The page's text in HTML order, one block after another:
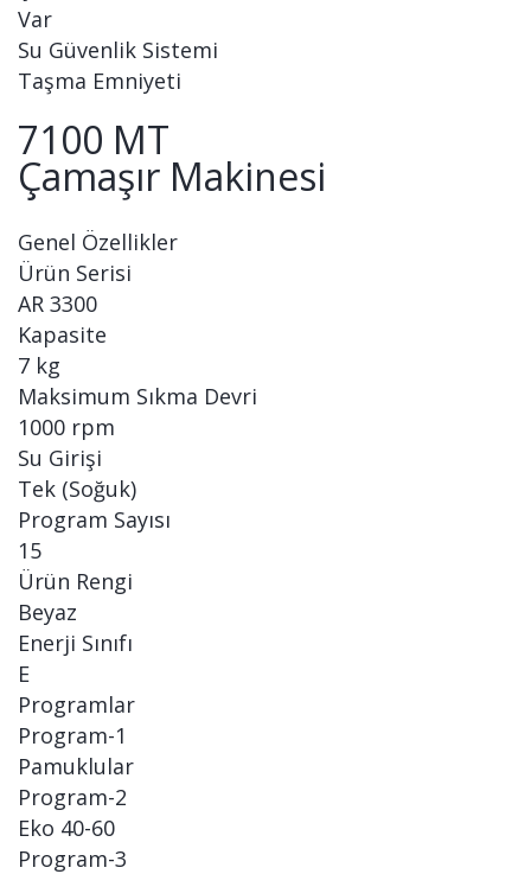
Var
Su Güvenlik Sistemi
Taşma Emniyeti
7100 MT
Çamaşır Makinesi
Genel Özellikler
Ürün Serisi
AR 3300
Kapasite
7 kg
Maksimum Sıkma Devri
1000 rpm
Su Girişi
Tek (Soğuk)
Program Sayısı
15
Ürün Rengi
Beyaz
Enerji Sınıfı
E
Programlar
Program-1
Pamuklular
Program-2
Eko 40-60
Program-3